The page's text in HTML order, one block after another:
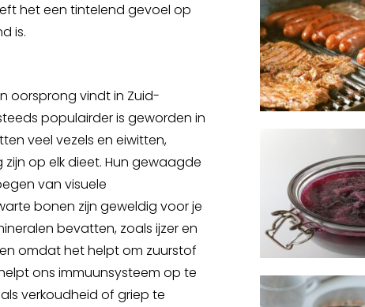
het een tintelend gevoel op
is.
oorsprong vindt in Zuid-
populairder is geworden in
veel vezels en eiwitten,
op elk dieet. Hun gewaagde
van visuele
bonen zijn geweldig voor je
bevatten, zoals ijzer en
omdat het helpt om zuurstof
ons immuunsysteem op te
verkoudheid of griep te